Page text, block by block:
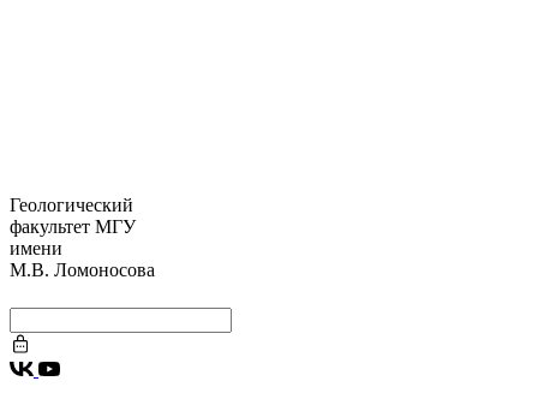
Геологический
факультет МГУ
имени
М.В. Ломоносова